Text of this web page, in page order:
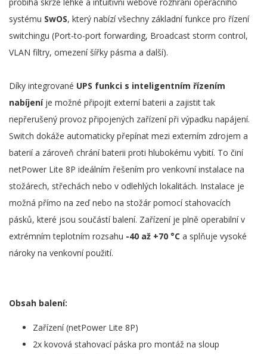
systému SwOS, který nabízí všechny základní funkce pro řízení
switchingu (Port-to-port forwarding, Broadcast storm control,
VLAN filtry, omezení šířky pásma a další).
Díky integrované UPS funkci s inteligentním řízením
nabíjeníje možné připojit externí baterii a zajistit tak
nepřerušený provoz připojených zařízení při výpadku napájení.
Switch dokáže automaticky přepínat mezi externím zdrojem a
baterií a zároveň chrání baterii proti hlubokému vybití. To činí
netPower Lite 8P ideálním řešením pro venkovní instalace na
stožárech, střechách nebo v odlehlých lokalitách. Instalace je
možná přímo na zeď nebo na stožár pomocí stahovacích
pásků, které jsou součástí balení. Zařízení je plně operabilní v
extrémním teplotním rozsahu -40 až +70 °C a splňuje vysoké
nároky na venkovní použití.
Obsah balení:
Zařízení (netPower Lite 8P)
2x kovová stahovací páska pro montáž na sloup